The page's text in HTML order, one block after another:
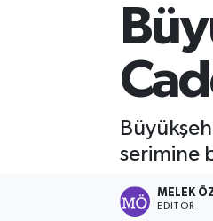
serimine
MELEK
EDITÖR
Trafik Durumu
Süper Lig Puan
Tüm Manşetler
Son Dakika Haberleri